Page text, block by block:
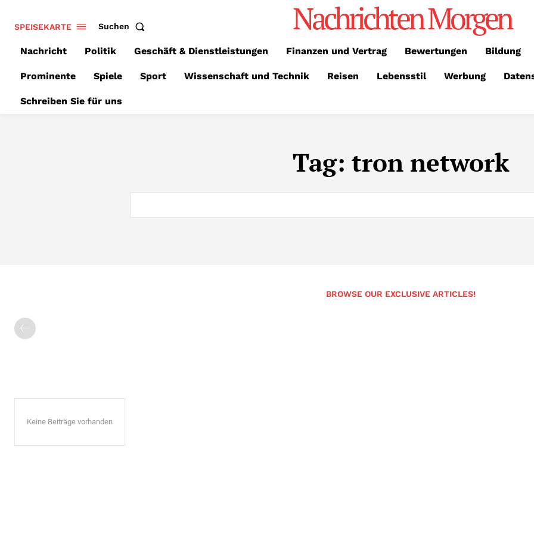
SPEISEKARTE Suchen Nachrichten Morgen
Nachricht Politik Geschäft & Dienstleistungen Finanzen und Vertrag Bewertungen Bildung
Prominente Spiele Sport Wissenschaft und Technik Reisen Lebensstil Werbung
Schreiben Sie für uns
Tag: tron network
BROWSE OUR EXCLUSIVE ARTICLES!
Keine Beiträge vorhanden